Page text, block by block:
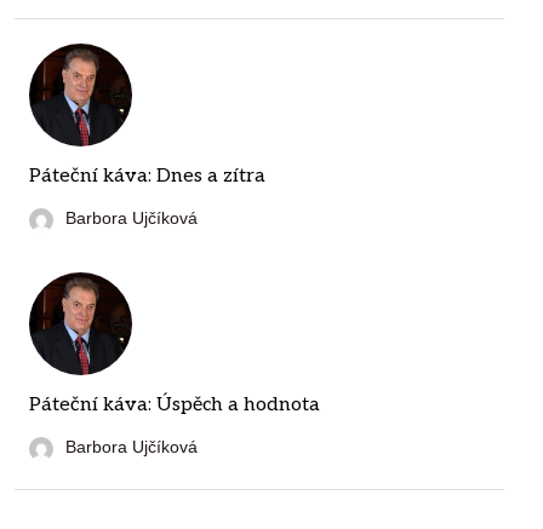
Páteční káva: Dnes a zítra
Barbora Ujčíková
Páteční káva: Úspěch a hodnota
Barbora Ujčíková